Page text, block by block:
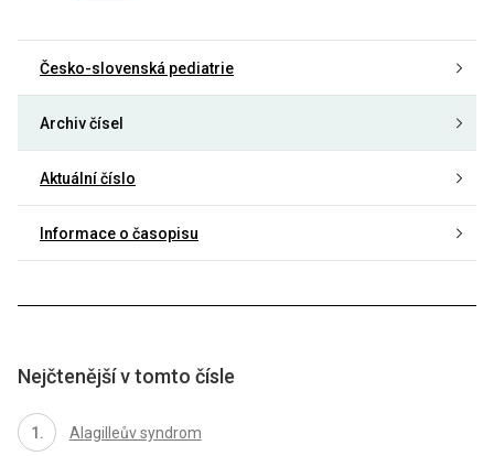
Česko-slovenská pediatrie
Archiv čísel
Aktuální číslo
Informace o časopisu
Nejčtenější v tomto čísle
Alagilleův syndrom